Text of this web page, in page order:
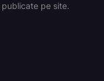
pe site.